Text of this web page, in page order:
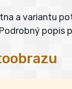
a variantu
popis